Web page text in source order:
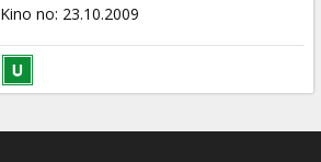
Kino no: 23.10.2009